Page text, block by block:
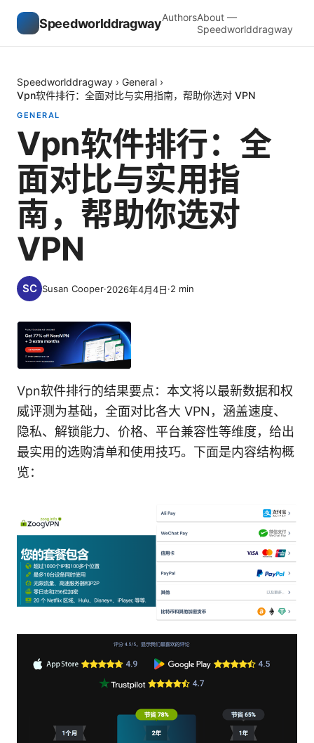
SpeedworlddragwayAuthorsAbout —
Speedworlddragway
Speedworlddragway › General ›
Vpn软件排行：全面对比与实用指南，帮助你选对 VPN
GENERAL
Vpn软件排行：全
面对比与实用指
南，帮助你选对
VPN
Susan Cooper·2026年4月4日·2 min
Vpn软件排行的结果要点：本文将以最新数据和权
威评测为基础，全面对比各大 VPN，涵盖速度、
隐私、解锁能力、价格、平台兼容性等维度，给出
最实用的选购清单和使用技巧。下面是内容结构概
览：